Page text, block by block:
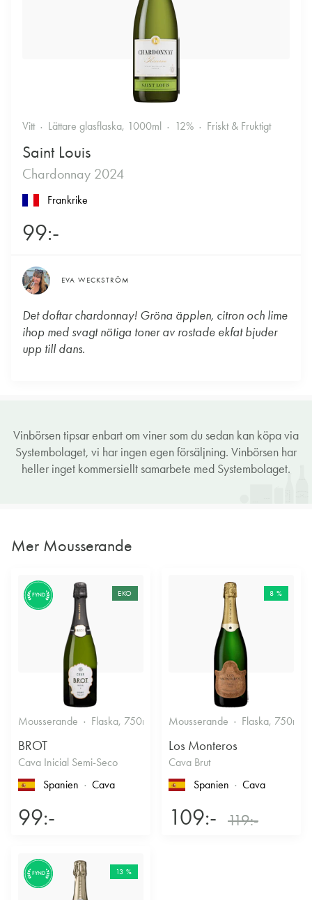
Vitt Lättare glasflaska, 1000ml 12% Friskt & Fruktigt
Saint Louis
Chardonnay 2024
Frankrike
99:-
EVA WECKSTRÖM
Det doftar chardonnay! Gröna äpplen, citron och lime
ihop med svagt nötiga toner av rostade ekfat bjuder
upp till dans.
Vinbörsen tipsar enbart om viner som du sedan kan köpa via
Systembolaget, vi har ingen egen försäljning. Vinbörsen har
heller inget kommersiellt samarbete med Systembolaget.
Mer Mousserande
FYND EKO
Mousserande Flaska, 750ml 11.5% Halvtorrt vitt
BROT
Cava Inicial Semi-Seco
Spanien
Cava
99:-
8 %
Mousserande Flaska, 750ml
Los Monteros
Cava Brut
Spanien
Cava
109:- 119:-
FYND 13 %